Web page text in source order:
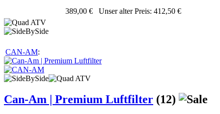
389,00 € Unser alter Preis: 412,50 €
CAN-AM:
Can-Am | Premium Luftfilter (12)